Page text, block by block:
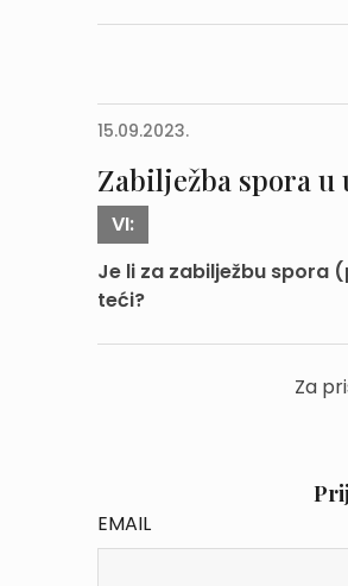
15.09.2023.
Zabilježba spora
VI:
Je li za zabilježbu spora
teći?
Za
EMAIL